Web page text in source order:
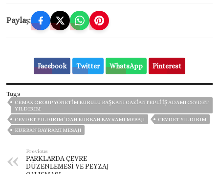
Paylaş:
Facebook Twitter WhatsApp Pinterest
Tags
CEMAX GROUP YÖNETIM KURULU BAŞKANI GAZIANTEPLI İŞ ADAMI CEVDET
YILDIRIM
CEVDET YILDIRIM `DAN KURBAN BAYRAMI MESAJI
CEVDET YILDIRIM
KURBAN BAYRAMI MESAJI
Previous
PARKLARDA ÇEVRE
DÜZENLEMESİ VE PEYZAJ